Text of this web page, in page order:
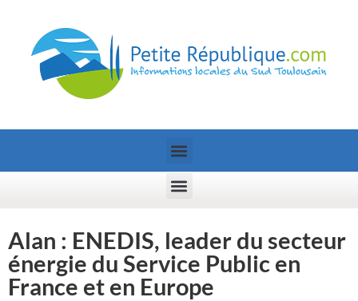
Alan : ENEDIS, leader du secteur
énergie du Service Public en
France et en Europe